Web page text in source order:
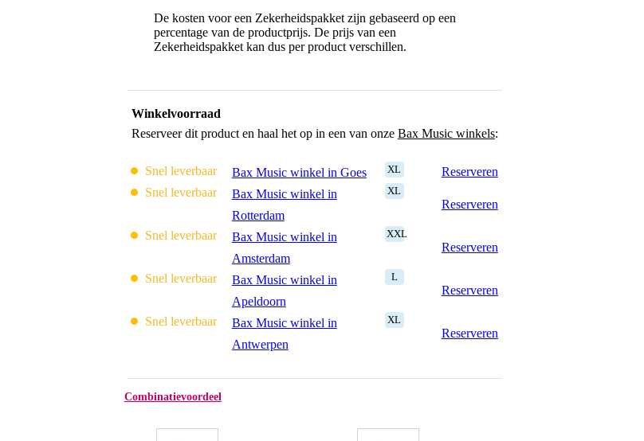
De kosten voor een Zekerheidspakket zijn gebaseerd op een
percentage van de productprijs. De prijs van een
Zekerheidspakket kan dus per product verschillen.
Winkelvoorraad
Reserveer dit product en haal het op in een van onze Bax Music winkels:
Snel leverbaar Bax Music winkel in Goes XL
Reserveren
Snel leverbaar
Bax Music winkel in
Rotterdam
XL
Reserveren
Snel leverbaar
Bax Music winkel in
Amsterdam
XXL
Reserveren
Snel leverbaar
Bax Music winkel in
Apeldoorn
L
Reserveren
Snel leverbaar
Bax Music winkel in
Antwerpen
XL
Reserveren
Combinatievoordeel